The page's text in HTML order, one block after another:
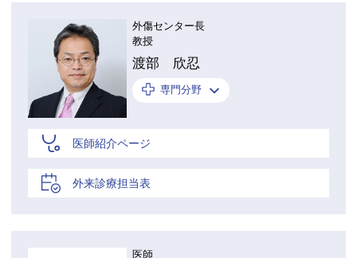
外傷センター長
教授
渡部 欣忍
専門分野
医師紹介ページ
外来診療担当表
医師